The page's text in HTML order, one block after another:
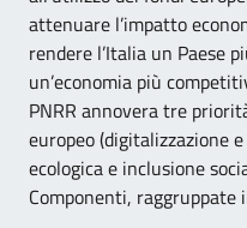
attenuare l’impatto
rendere l’Italia un Paese
un’economia più
PNRR annovera tre
europeo (digitalizzazione
ecologica e inclusione
Componenti, raggruppate